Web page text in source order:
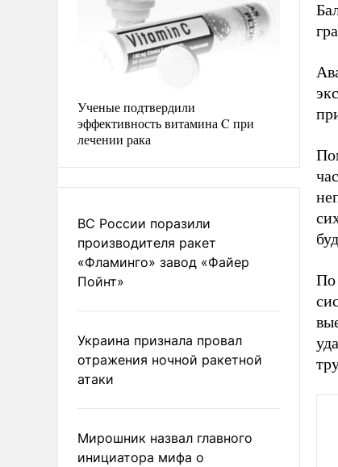
Ученые подтвердили
эффективность витамина C при
лечении рака
ВС России поразили
производителя ракет
«Фламинго» завод «Файер
Пойнт»
Украина признала провал
отражения ночной ракетной
атаки
Мирошник назвал главного
инициатора мифа о
По